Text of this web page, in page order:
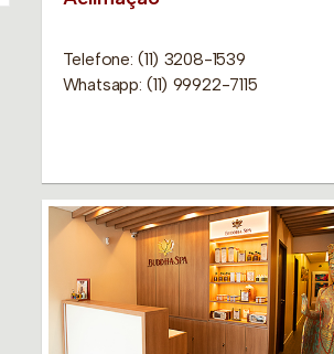
Telefone: (11) 3208-1539
Whatsapp: (11) 99922-7115